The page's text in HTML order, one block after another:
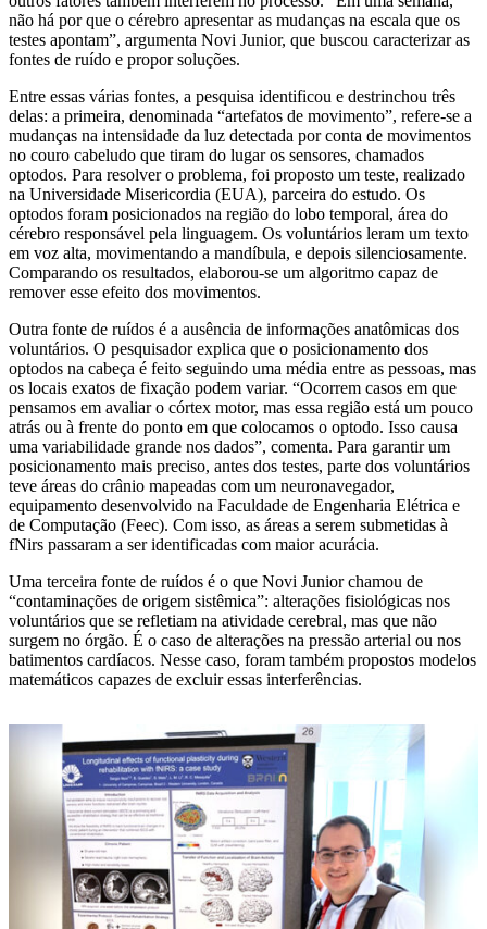
não há por que o cérebro apresentar as mudanças na escala que os
testes apontam”, argumenta Novi Junior, que buscou caracterizar as
fontes de ruído e propor soluções.
Entre essas várias fontes, a pesquisa identificou e destrinchou três
delas: a primeira, denominada “artefatos de movimento”, refere-se a
mudanças na intensidade da luz detectada por conta de movimentos
no couro cabeludo que tiram do lugar os sensores, chamados
optodos. Para resolver o problema, foi proposto um teste, realizado
na Universidade Misericordia (EUA), parceira do estudo. Os
optodos foram posicionados na região do lobo temporal, área do
cérebro responsável pela linguagem. Os voluntários leram um texto
em voz alta, movimentando a mandíbula, e depois silenciosamente.
Comparando os resultados, elaborou-se um algoritmo capaz de
remover esse efeito dos movimentos.
Outra fonte de ruídos é a ausência de informações anatômicas dos
voluntários. O pesquisador explica que o posicionamento dos
optodos na cabeça é feito seguindo uma média entre as pessoas, mas
os locais exatos de fixação podem variar. “Ocorrem casos em que
pensamos em avaliar o córtex motor, mas essa região está um pouco
atrás ou à frente do ponto em que colocamos o optodo. Isso causa
uma variabilidade grande nos dados”, comenta. Para garantir um
posicionamento mais preciso, antes dos testes, parte dos voluntários
teve áreas do crânio mapeadas com um neuronavegador,
equipamento desenvolvido na Faculdade de Engenharia Elétrica e
de Computação (Feec). Com isso, as áreas a serem submetidas à
fNirs passaram a ser identificadas com maior acurácia.
Uma terceira fonte de ruídos é o que Novi Junior chamou de
“contaminações de origem sistêmica”: alterações fisiológicas nos
voluntários que se refletiam na atividade cerebral, mas que não
surgem no órgão. É o caso de alterações na pressão arterial ou nos
batimentos cardíacos. Nesse caso, foram também propostos modelos
matemáticos capazes de excluir essas interferências.